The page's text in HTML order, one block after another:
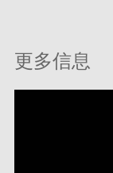
更多信息